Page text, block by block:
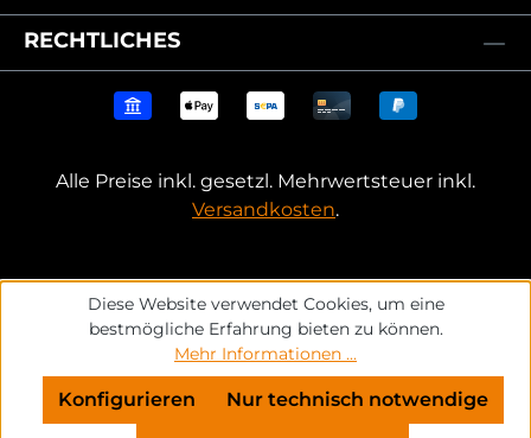
RECHTLICHES
Alle Preise inkl. gesetzl. Mehrwertsteuer inkl.
Versandkosten.
Diese Website verwendet Cookies, um eine
bestmögliche Erfahrung bieten zu können.
Mehr Informationen ...
Nur technisch notwendige
Konfigurieren